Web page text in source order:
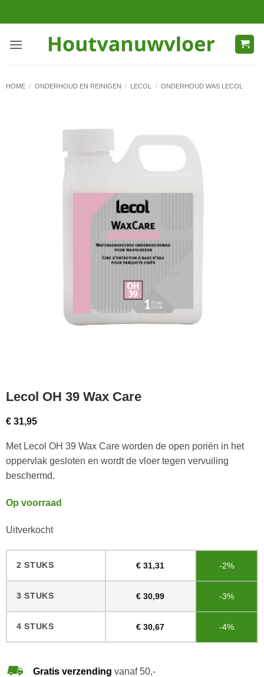
naar
HOME / ONDERHOUD EN REINIGEN / LECOL / ONDERHOUD WAS LECOL
Lecol OH 39 Wax Care
€31,95
Met Lecol OH 39 Wax Care worden de open poriën in het
oppervlak gesloten en wordt de vloer tegen vervuiling
beschermd.
Op voorraad
Uitverkocht
2 STUKS € 31,31 -2%
3 STUKS € 30,99 -3%
4 STUKS € 30,67 -4%
Gratis verzending vanaf 50,-